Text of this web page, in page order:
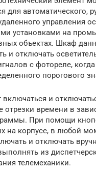
для автоматического,
управления
установками на
объектах. Шкаф
и отключать
с фотореле,
порогового
и
отрезки времени в
При помощи
на корпусе, в любой
и отключать
из
телемеханики.